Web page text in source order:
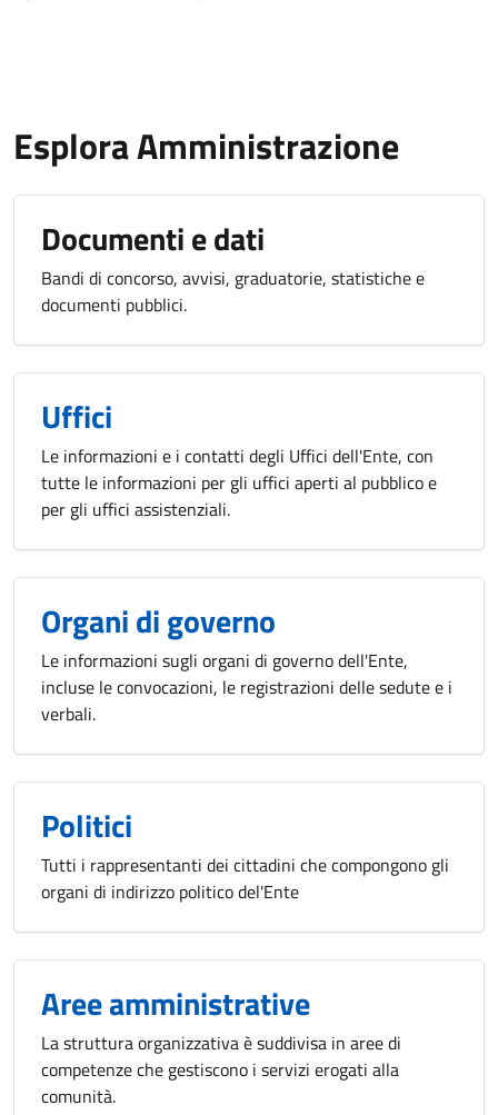
Esplora Amministrazione
Documenti e dati
Bandi di concorso, avvisi, graduatorie, statistiche e
documenti pubblici.
Uffici
Le informazioni e i contatti degli Uffici dell'Ente, con
tutte le informazioni per gli uffici aperti al pubblico e
per gli uffici assistenziali.
Organi di governo
Le informazioni sugli organi di governo dell'Ente,
incluse le convocazioni, le registrazioni delle sedute e i
verbali.
Politici
Tutti i rappresentanti dei cittadini che compongono gli
organi di indirizzo politico del'Ente
Aree amministrative
La struttura organizzativa è suddivisa in aree di
competenze che gestiscono i servizi erogati alla
comunità.